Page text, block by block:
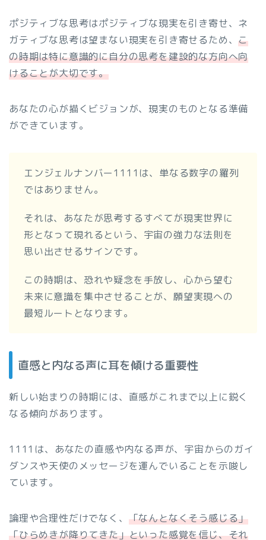
ポジティブな思考はポジティブな現実を引き寄せ、ネ
ガティブな思考は望まない現実を引き寄せるため、こ
の時期は特に意識的に自分の思考を建設的な方向へ向
けることが大切です。
あなたの心が描くビジョンが、現実のものとなる準備
ができています。
エンジェルナンバー1111は、単なる数字の羅列
ではありません。
それは、あなたが思考するすべてが現実世界に
形となって現れるという、宇宙の強力な法則を
思い出させるサインです。
この時期は、恐れや疑念を手放し、心から望む
未来に意識を集中させることが、願望実現への
最短ルートとなります。
直感と内なる声に耳を傾ける重要性
新しい始まりの時期には、直感がこれまで以上に鋭く
なる傾向があります。
1111は、あなたの直感や内なる声が、宇宙からのガイ
ダンスや天使のメッセージを運んでいることを示唆し
ています。
論理や合理性だけでなく、 「なんとなくそう感じる」
「ひらめきが降りてきた」といった感覚を信じ、それ